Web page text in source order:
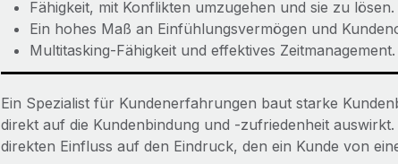
Fähigkeit, mit Konflikten umzugehen und sie zu lösen.
Ein hohes Maß an Einfühlungsvermögen und
Multitasking-Fähigkeit und effektives Zeitmanagement.
Ein Spezialist für Kundenerfahrungen baut starke
direkt auf die Kundenbindung und -zufriedenheit
direkten Einfluss auf den Eindruck, den ein Kunde von